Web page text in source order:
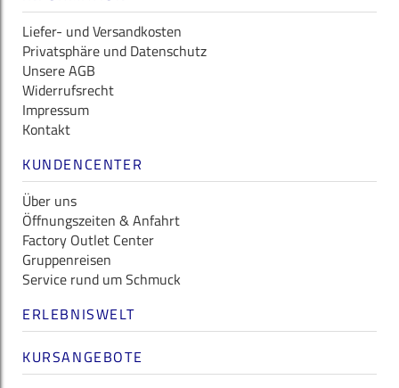
Liefer- und Versandkosten
Privatsphäre und Datenschutz
Unsere AGB
Widerrufsrecht
Impressum
Kontakt
KUNDENCENTER
Über uns
Öffnungszeiten & Anfahrt
Factory Outlet Center
Gruppenreisen
Service rund um Schmuck
ERLEBNISWELT
KURSANGEBOTE